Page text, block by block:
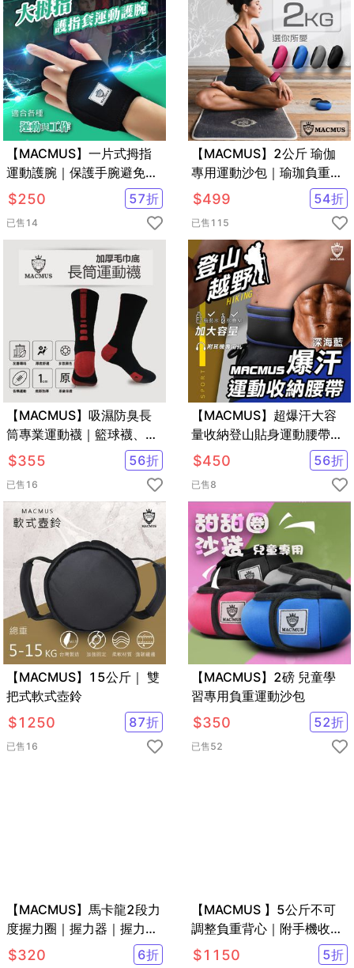
【MACMUS】一片式拇指
運動護腕｜保護手腕避免手
腕大動作活動｜隨時可清洗
$250 57折
已售 14
【MACMUS】2公斤 瑜伽
專用運動沙包｜瑜珈負重沙
袋｜綁手沙包
$499 54折
已售 115
【MACMUS】吸濕防臭長
筒專業運動襪｜籃球襪、網
球襪、各類運動適合｜加厚
毛巾底運動長襪｜四色可選
$355 56折
已售 16
【MACMUS】超爆汗大容
量收納登山貼身運動腰帶｜
深海藍
$450 56折
已售8
【MACMUS】15公斤｜ 雙
把式軟式壺鈴
$1250 87折
已售 16
【MACMUS】2磅 兒童學
習專用負重運動沙包
$350 52折
已售52
【MACMUS】馬卡龍2段力
度握力圈｜握力器｜握力訓
練｜20-70磅
$320 6折
【MACMUS 】5公斤不可
調整負重背心｜附手機收納
加重背心
$1150 5折